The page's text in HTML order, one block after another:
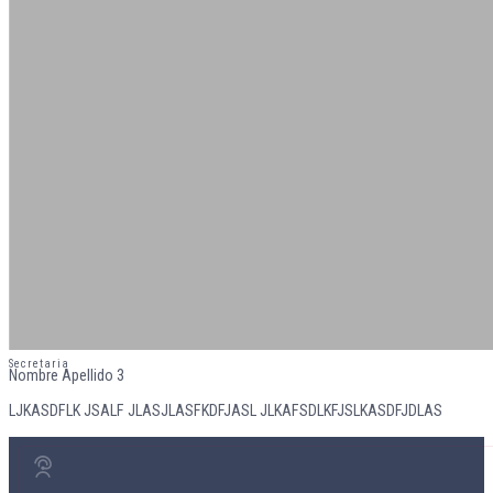
Secretaria
Nombre Apellido 3
LJKASDFLK JSALF JLASJLASFKDFJASL JLKAFSDLKFJSLKASDFJDLAS